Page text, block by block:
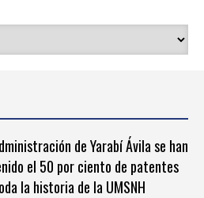
de Yarabí Ávila se han
el 50 por ciento de patentes
la historia de la UMSNH